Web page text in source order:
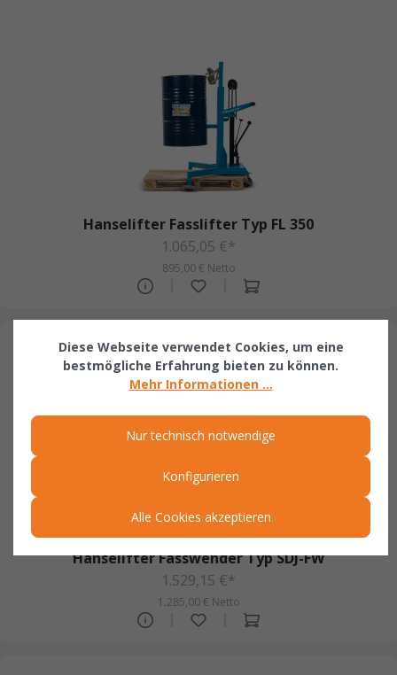
Hanselifter Fasslifter Typ FL 350
1.065,05 €*
895,00 € Netto
Hanselifter Fasswender Typ SDJ-FW
1.529,15 €*
1.285,00 € Netto
Diese Webseite verwendet Cookies, um eine
bestmögliche Erfahrung bieten zu können.
Mehr Informationen ...
Nur technisch notwendige
Konfigurieren
Alle Cookies akzeptieren